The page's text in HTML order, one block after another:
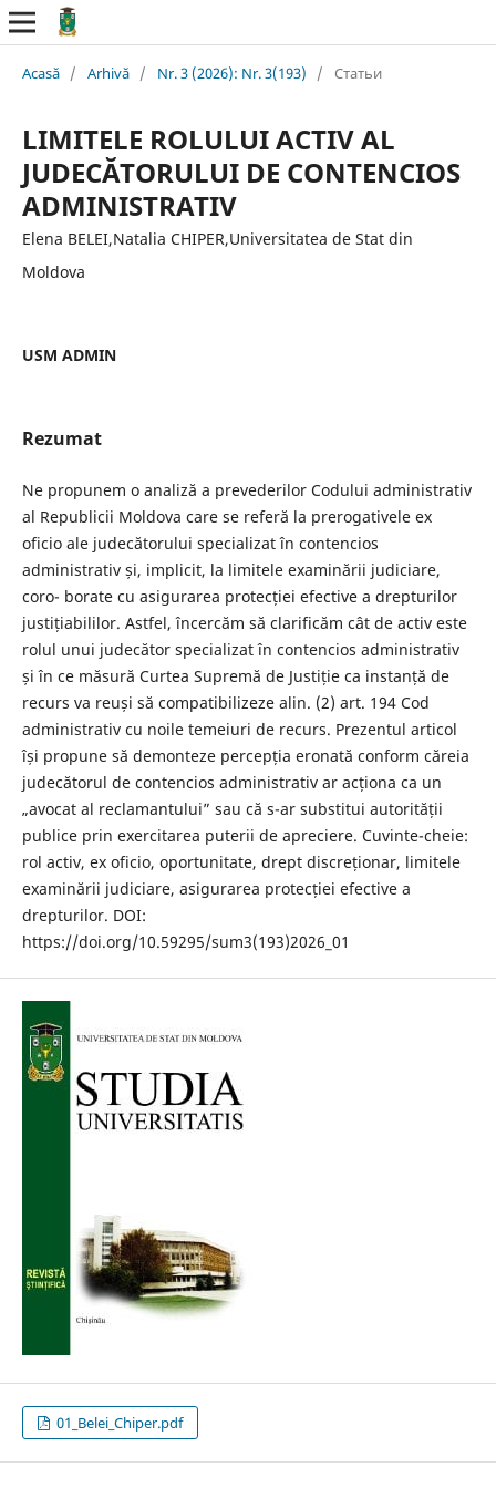
Acasă / Arhivă / Nr. 3 (2026): Nr. 3(193) / Статьи
LIMITELE ROLULUI ACTIV AL
JUDECĂTORULUI DE CONTENCIOS
ADMINISTRATIV
Elena BELEI,Natalia CHIPER,Universitatea de Stat din
Moldova
USM ADMIN
Rezumat
Ne propunem o analiză a prevederilor Codului administrativ
al Republicii Moldova care se referă la prerogativele ex
oficio ale judecătorului specializat în contencios
administrativ și, implicit, la limitele examinării judiciare,
coro- borate cu asigurarea protecției efective a drepturilor
justițiabililor. Astfel, încercăm să clarificăm cât de activ este
rolul unui judecător specializat în contencios administrativ
și în ce măsură Curtea Supremă de Justiție ca instanță de
recurs va reuși să compatibilizeze alin. (2) art. 194 Cod
administrativ cu noile temeiuri de recurs. Prezentul articol
își propune să demonteze percepția eronată conform căreia
judecătorul de contencios administrativ ar acționa ca un
„avocat al reclamantului” sau că s-ar substitui autorității
publice prin exercitarea puterii de apreciere. Cuvinte-cheie:
rol activ, ex oficio, oportunitate, drept discreționar, limitele
examinării judiciare, asigurarea protecției efective a
drepturilor. DOI:
https://doi.org/10.59295/sum3(193)2026_01
01_Belei_Chiper.pdf